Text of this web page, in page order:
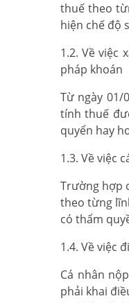
thuế theo
hiện chế độ
1.2. Về việc
pháp khoán
Từ ngày 01/
tính thuế
quyển hay
1.3. Về việc
Trường hợp
theo từng
có thẩm
1.4. Về việc
Cá nhân
phải khai